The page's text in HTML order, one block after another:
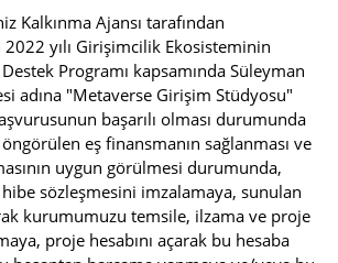
Kalkınma Ajansı tarafından
yılı Girişimcilik Ekosisteminin
Programı kapsamında Süleyman
adına "Metaverse Girişim Stüdyosu"
başarılı olması durumunda
eş finansmanın sağlanması ve
uygun görülmesi durumunda,
sözleşmesini imzalamaya, sunulan
kurumumuzu temsile, ilzama ve proje
proje hesabını açarak bu hesaba